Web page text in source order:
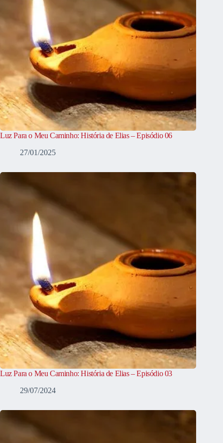
Luz Para o Meu Caminho: História de Elias – Episódio 06
27/01/2025
Luz Para o Meu Caminho: História de Elias – Episódio 03
29/07/2024